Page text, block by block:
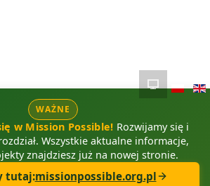
WAŻNE
w Mission Possible! Rozwijamy się i
Wszystkie aktualne informacje,
znajdziesz już na nowej stronie.
tutaj:missionpossible.org.pl